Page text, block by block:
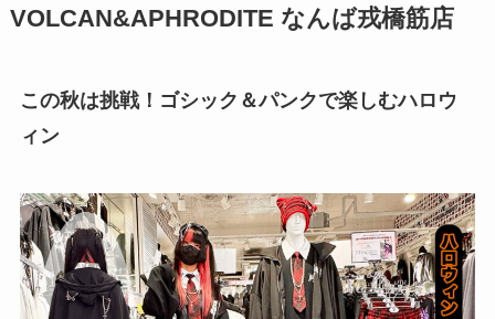
VOLCAN&APHRODITE なんば戎橋筋店
この秋は挑戦！ゴシック＆パンクで楽しむハロウ
ィン